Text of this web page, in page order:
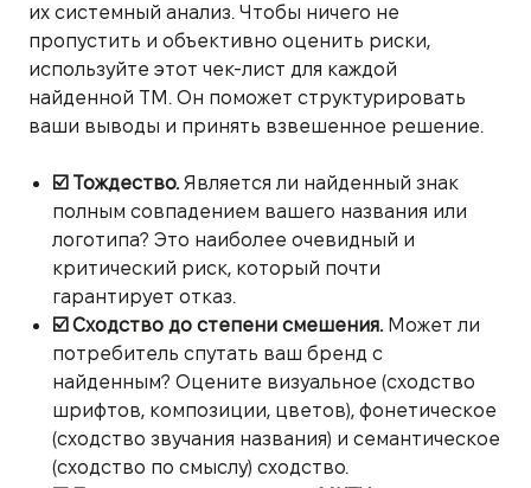
их системный анализ. Чтобы ничего не
пропустить и объективно оценить риски,
используйте этот чек-лист для каждой
найденной ТМ. Он поможет структурировать
ваши выводы и принять взвешенное решение.
☑️ Тождество. Является ли найденный знак
полным совпадением вашего названия или
логотипа? Это наиболее очевидный и
критический риск, который почти
гарантирует отказ.
☑️ Сходство до степени смешения. Может ли
потребитель спутать ваш бренд с
найденным? Оцените визуальное (сходство
шрифтов, композиции, цветов), фонетическое
(сходство звучания названия) и семантическое
(сходство по смыслу) сходство.